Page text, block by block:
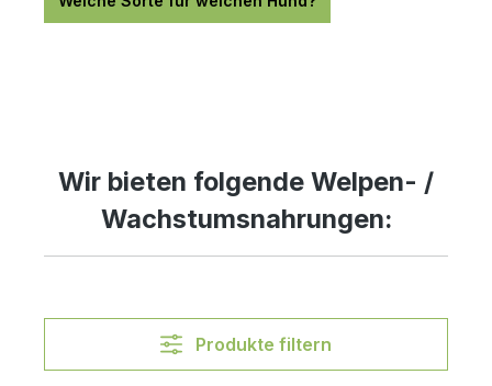
Wir bieten folgende Welpen- /
Wachstumsnahrungen:
Produkte filtern